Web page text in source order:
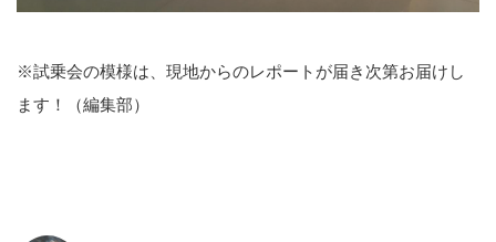
※試乗会の模様は、現地からのレポートが届き次第お届けし
ます！（編集部）